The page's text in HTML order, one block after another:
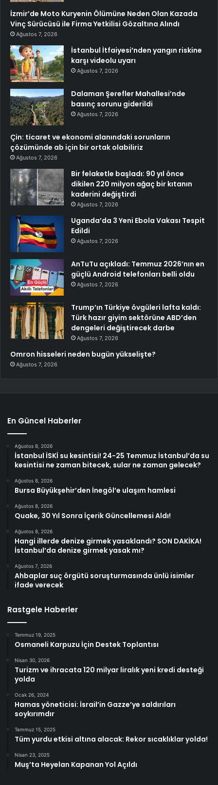
İzmir’de Moto Kuryenin Ölümüne Neden Olan Kazada
Vinç Sürücüsü ile Firma Yetkilisi Gözaltına Alındı
Ağustos 7, 2026
İstanbul İtfaiyesi’nden yangın riskine
karşı videolu uyarı
Ağustos 7, 2026
Dalaman Şerefler Mahallesi’nde
basınç sorunu giderildi
Ağustos 7, 2026
Çin: ticaret ve ekonomi alanındaki sorunların
çözümünde ab için bir ortak olabiliriz
Ağustos 7, 2026
Bir felaketle başladı: 90 yıl önce
dikilen 220 milyon ağaç bir kıtanın
kaderini değiştirdi
Ağustos 7, 2026
Uganda’da 3 Yeni Ebola Vakası Tespit
Edildi
Ağustos 7, 2026
AnTuTu açıkladı: Temmuz 2026’nın en
güçlü Android telefonları belli oldu
Ağustos 7, 2026
Trump’ın Türkiye övgüleri lafta kaldı:
Türk hazır giyim sektörüne ABD’den
dengeleri değiştirecek darbe
Ağustos 7, 2026
Omron hisseleri neden bugün yükselişte?
Ağustos 7, 2026
En Güncel Haberler
Ağustos 8, 2026
İstanbul İSKİ su kesintisi! 24-25 Temmuz İstanbul’da su
kesintisi ne zaman bitecek, sular ne zaman gelecek?
Ağustos 8, 2026
Bursa Büyükşehir’den İnegöl’e ulaşım hamlesi
Ağustos 8, 2026
Quake, 30 Yıl Sonra İçerik Güncellemesi Aldı!
Ağustos 8, 2026
Hangi illerde denize girmek yasaklandı? SON DAKİKA!
İstanbul’da denize girmek yasak mı?
Ağustos 7, 2026
Ahbaplar suç örgütü soruşturmasında ünlü isimler
ifade verecek
Rastgele Haberler
Temmuz 19, 2025
Osmaneli Karpuzu İçin Destek Toplantısı
Nisan 30, 2026
Turizm ve ihracata 120 milyar liralık yeni kredi desteği
yolda
Ocak 26, 2024
Hamas yöneticisi: İsrail’in Gazze’ye saldırıları
soykırımdır
Temmuz 15, 2025
Tüm yurdu etkisi altına alacak: Rekor sıcaklıklar yolda!
Nisan 23, 2025
Muş’ta Heyelan Kapanan Yol Açıldı